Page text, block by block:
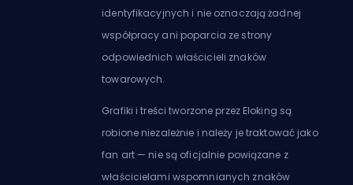
identyfikacyjnych i nie oznaczają żadnej
współpracy ani poparcia ze strony
odpowiednich właścicieli znaków
towarowych.
Grafiki i treści tworzone przez Eloking są
robione niezależnie i należy je traktować jako
fan art — nie są oficjalnie powiązane z
właścicielami wspomnianych znaków